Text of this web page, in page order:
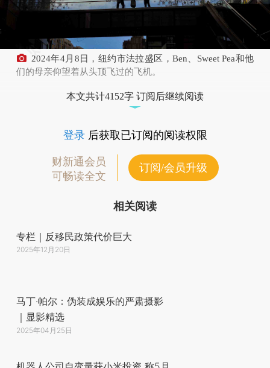
2024年4月8日，纽约市法拉盛区，Ben、Sweet Pea和他
们的母亲仰望着从头顶飞过的飞机。
本文共计4152字 订阅后继续阅读
登录后获取已订阅的阅读权限
财新通会员
可畅读全文
订阅/会员升级
相关阅读
专栏｜反移民政策代价巨大
2025年12月20日
马丁·帕尔：伪装成娱乐的严肃摄影
｜显影精选
2025年04月25日